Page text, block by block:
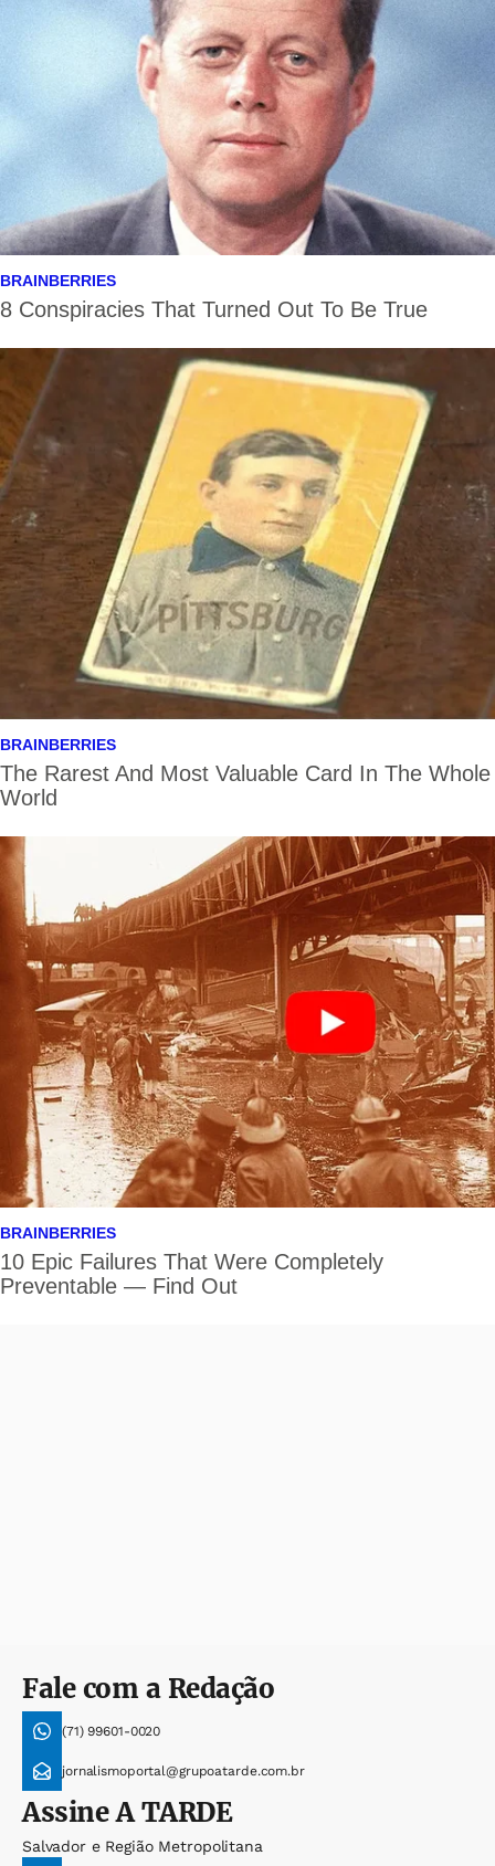
Fale com a Redação
(71) 99601-0020
jornalismoportal@grupoatarde.com.br
AssineA TARDE
Salvador e Região Metropolitana